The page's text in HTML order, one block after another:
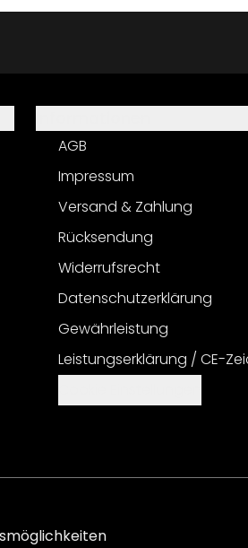
AGB
Impressum
Versand & Zahlung
Rücksendung
Widerrufsrecht
Datenschutzerklärung
Gewährleistung
Leistungserklärung / CE-